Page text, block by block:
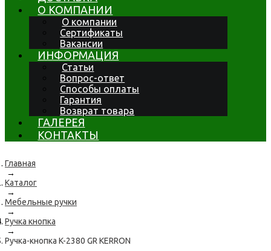
О КОМПАНИИ
О компании
Сертификаты
Вакансии
ИНФОРМАЦИЯ
Статьи
Вопрос-ответ
Способы оплаты
Гарантия
Возврат товара
ГАЛЕРЕЯ
КОНТАКТЫ
Главная
→
Каталог
→
Мебельные ручки
→
Ручка кнопка
→
Ручка-кнопка K-2380 GR KERRON